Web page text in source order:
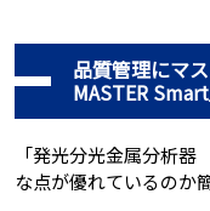
品質管理にマ
MASTER
「発光分光金属分析
な点が優れているのか